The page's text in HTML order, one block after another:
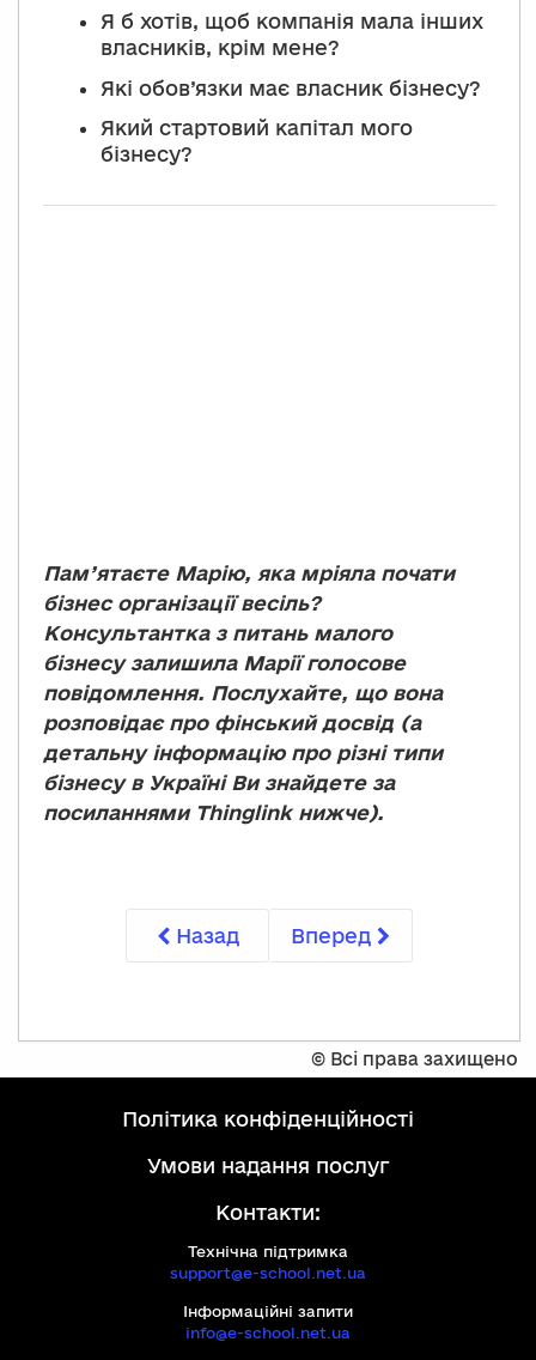
Я б хотів, щоб компанія мала інших
власників, крім мене?
Які обов’язки має власник бізнесу?
Який стартовий капітал мого
бізнесу?
Пам’ятаєте Марію, яка мріяла почати
бізнес організації весіль?
Консультантка з питань малого
бізнесу залишила Марії голосове
повідомлення. Послухайте, що вона
розповідає про фінський досвід (а
детальну інформацію про різні типи
бізнесу в Україні Ви знайдете за
посиланнями Thinglink нижче).
Назад Вперед
© Всі права захищено
політика конфіденційності
умови надання послуг
Контакти:
Технічна підтримка
support@e-school.net.ua
Інформаційні запити
info@e-school.net.ua